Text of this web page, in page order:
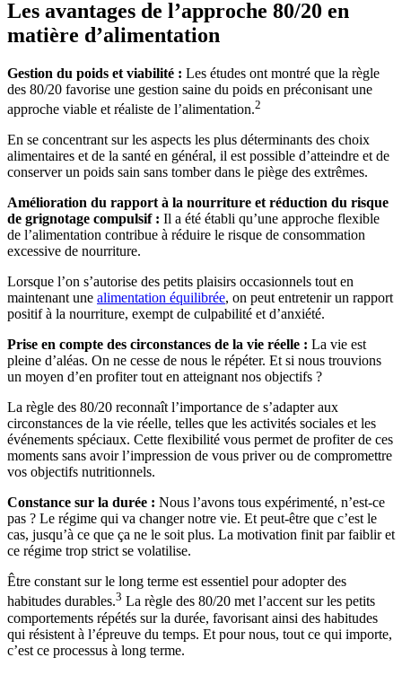
Les avantages de l’approche 80/20 en
matière d’alimentation
Gestion du poids et viabilité : Les études ont montré que la règle
des 80/20 favorise une gestion saine du poids en préconisant une
approche viable et réaliste de l’alimentation.2
En se concentrant sur les aspects les plus déterminants des choix
alimentaires et de la santé en général, il est possible d’atteindre et de
conserver un poids sain sans tomber dans le piège des extrêmes.
Amélioration du rapport à la nourriture et réduction du risque
de grignotage compulsif : Il a été établi qu’une approche flexible
de l’alimentation contribue à réduire le risque de consommation
excessive de nourriture.
Lorsque l’on s’autorise des petits plaisirs occasionnels tout en
maintenant une alimentation équilibrée, on peut entretenir un rapport
positif à la nourriture, exempt de culpabilité et d’anxiété.
Prise en compte des circonstances de la vie réelle : La vie est
pleine d’aléas. On ne cesse de nous le répéter. Et si nous trouvions
un moyen d’en profiter tout en atteignant nos objectifs ?
La règle des 80/20 reconnaît l’importance de s’adapter aux
circonstances de la vie réelle, telles que les activités sociales et les
événements spéciaux. Cette flexibilité vous permet de profiter de ces
moments sans avoir l’impression de vous priver ou de compromettre
vos objectifs nutritionnels.
Constance sur la durée : Nous l’avons tous expérimenté, n’est-ce
pas ? Le régime qui va changer notre vie. Et peut-être que c’est le
cas, jusqu’à ce que ça ne le soit plus. La motivation finit par faiblir et
ce régime trop strict se volatilise.
Être constant sur le long terme est essentiel pour adopter des
habitudes durables.3 La règle des 80/20 met l’accent sur les petits
comportements répétés sur la durée, favorisant ainsi des habitudes
qui résistent à l’épreuve du temps. Et pour nous, tout ce qui importe,
c’est ce processus à long terme.